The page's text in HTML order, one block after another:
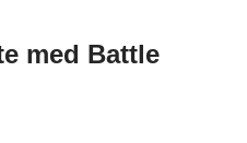
med Battle